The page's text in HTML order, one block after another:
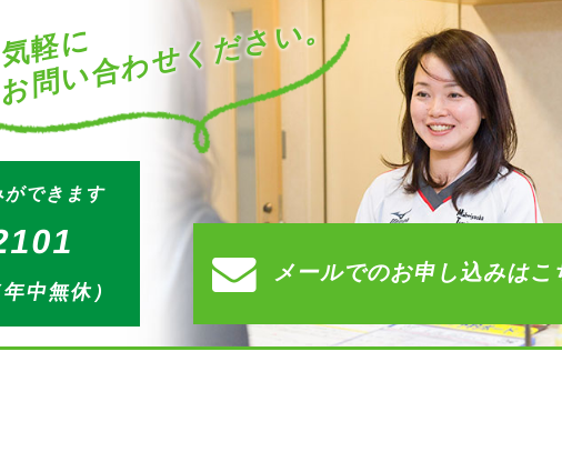
軽に
い合わせください。
ができます
中無休）
メールでのお申し込みはこ